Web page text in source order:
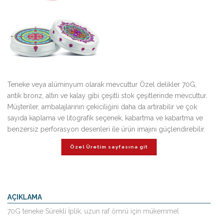
Teneke veya alüminyum olarak mevcuttur Özel delikler 70G,
antik bronz, altın ve kalay gibi çeşitli stok çeşitlerinde mevcuttur.
Müşteriler, ambalajlarının çekiciliğini daha da artırabilir ve çok
sayıda kaplama ve litografik seçenek, kabartma ve kabartma ve
benzersiz perforasyon desenleri ile ürün imajını güçlendirebilir.
Özel Üretim sayfasına git
AÇIKLAMA
70G teneke Sürekli İplik, uzun raf ömrü için mükemmel